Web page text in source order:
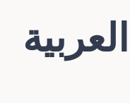
العربية